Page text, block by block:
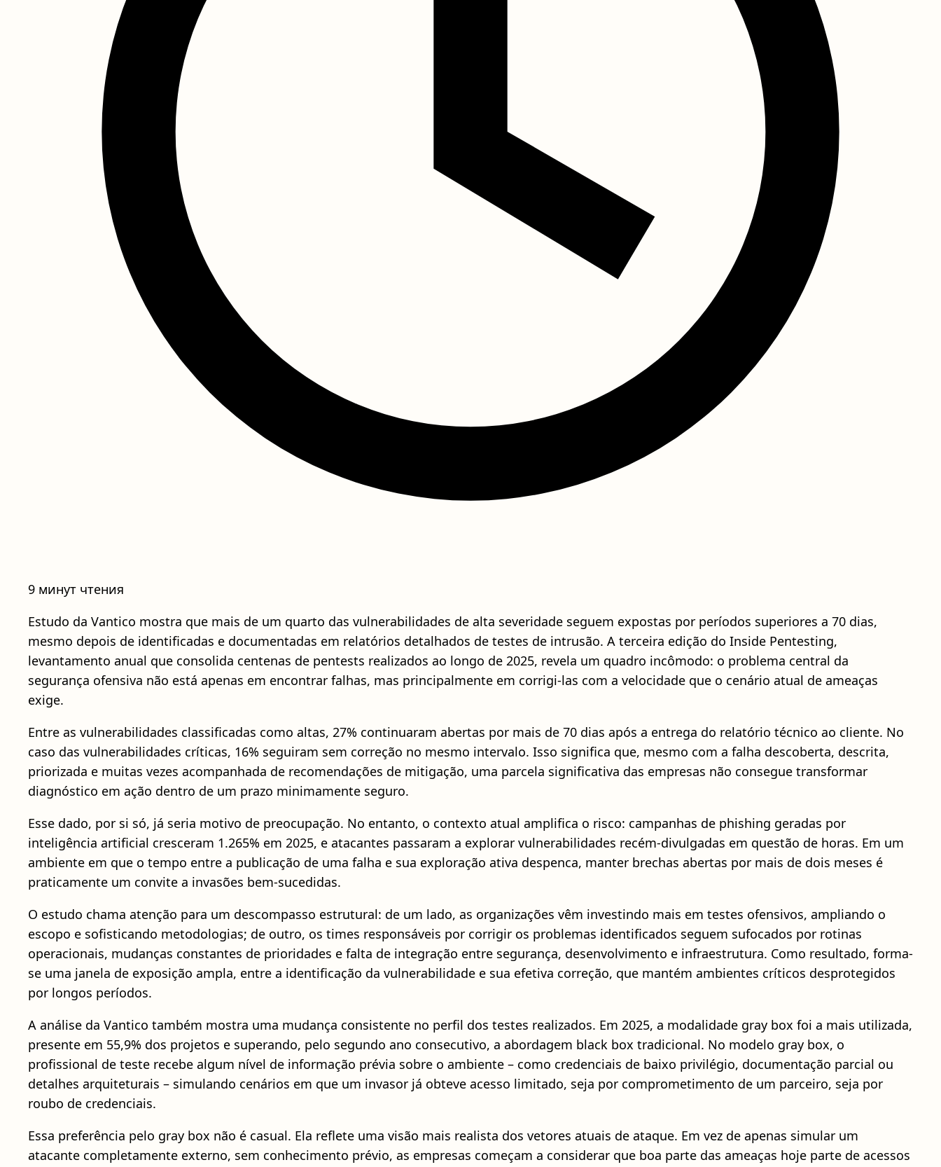
9 минут чтения
Estudo da Vantico mostra que mais de um quarto das vulnerabilidades de alta severidade seguem expostas por períodos superiores a 70 dias,
mesmo depois de identificadas e documentadas em relatórios detalhados de testes de intrusão. A terceira edição do Inside Pentesting,
levantamento anual que consolida centenas de pentests realizados ao longo de 2025, revela um quadro incômodo: o problema central da
segurança ofensiva não está apenas em encontrar falhas, mas principalmente em corrigi-las com a velocidade que o cenário atual de ameaças
exige.
Entre as vulnerabilidades classificadas como altas, 27% continuaram abertas por mais de 70 dias após a entrega do relatório técnico ao cliente. No
caso das vulnerabilidades críticas, 16% seguiram sem correção no mesmo intervalo. Isso significa que, mesmo com a falha descoberta, descrita,
priorizada e muitas vezes acompanhada de recomendações de mitigação, uma parcela significativa das empresas não consegue transformar
diagnóstico em ação dentro de um prazo minimamente seguro.
Esse dado, por si só, já seria motivo de preocupação. No entanto, o contexto atual amplifica o risco: campanhas de phishing geradas por
inteligência artificial cresceram 1.265% em 2025, e atacantes passaram a explorar vulnerabilidades recém-divulgadas em questão de horas. Em um
ambiente em que o tempo entre a publicação de uma falha e sua exploração ativa despenca, manter brechas abertas por mais de dois meses é
praticamente um convite a invasões bem-sucedidas.
O estudo chama atenção para um descompasso estrutural: de um lado, as organizações vêm investindo mais em testes ofensivos, ampliando o
escopo e sofisticando metodologias; de outro, os times responsáveis por corrigir os problemas identificados seguem sufocados por rotinas
operacionais, mudanças constantes de prioridades e falta de integração entre segurança, desenvolvimento e infraestrutura. Como resultado, forma-
se uma janela de exposição ampla, entre a identificação da vulnerabilidade e sua efetiva correção, que mantém ambientes críticos desprotegidos
por longos períodos.
A análise da Vantico também mostra uma mudança consistente no perfil dos testes realizados. Em 2025, a modalidade gray box foi a mais utilizada,
presente em 55,9% dos projetos e superando, pelo segundo ano consecutivo, a abordagem black box tradicional. No modelo gray box, o
profissional de teste recebe algum nível de informação prévia sobre o ambiente – como credenciais de baixo privilégio, documentação parcial ou
detalhes arquiteturais – simulando cenários em que um invasor já obteve acesso limitado, seja por comprometimento de um parceiro, seja por
roubo de credenciais.
Essa preferência pelo gray box não é casual. Ela reflete uma visão mais realista dos vetores atuais de ataque. Em vez de apenas simular um
atacante completamente externo, sem conhecimento prévio, as empresas começam a considerar que boa parte das ameaças hoje parte de acessos